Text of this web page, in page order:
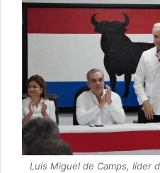
Luis Miguel de Camps, líder